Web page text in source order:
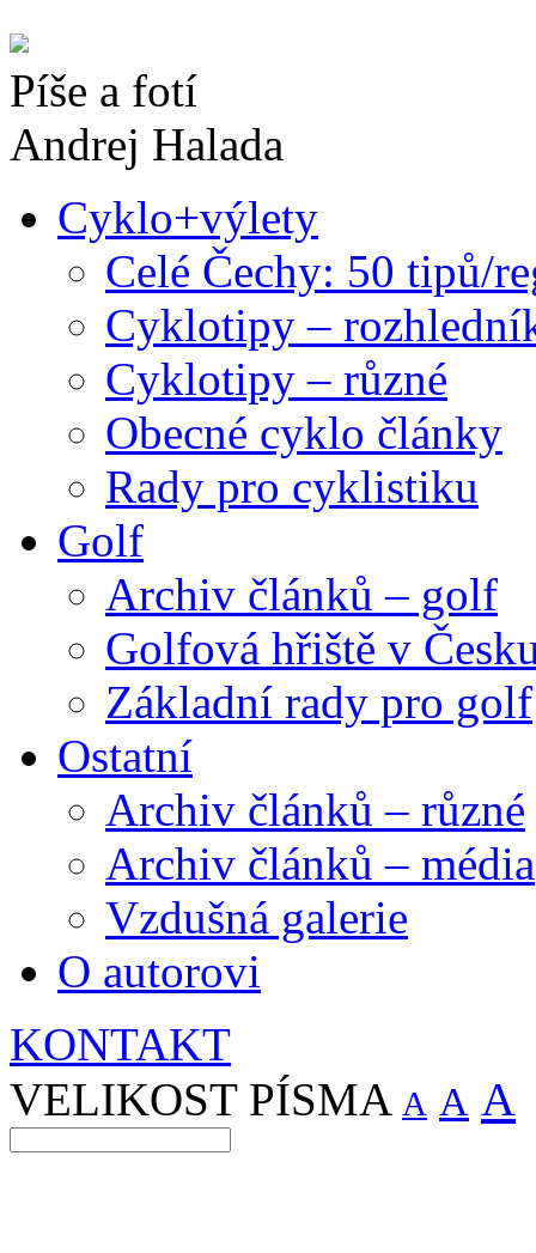
Píše a fotí
Andrej Halada
Cyklo+výlety
Celé Čechy: 50 tipů/
Cyklotipy –
Cyklotipy – různé
Obecné cyklo články
Rady pro cyklistiku
Golf
Archiv článků – golf
Golfová hřiště v
Základní rady pro golf
Ostatní
Archiv článků – různé
Archiv článků – média
Vzdušná galerie
O autorovi
KONTAKT
VELIKOST PÍSMA A A A